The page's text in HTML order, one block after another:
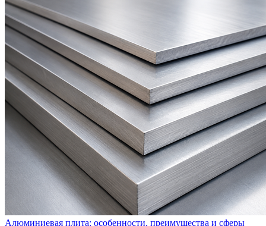
Алюминиевая плита: особенности, преимущества и сферы